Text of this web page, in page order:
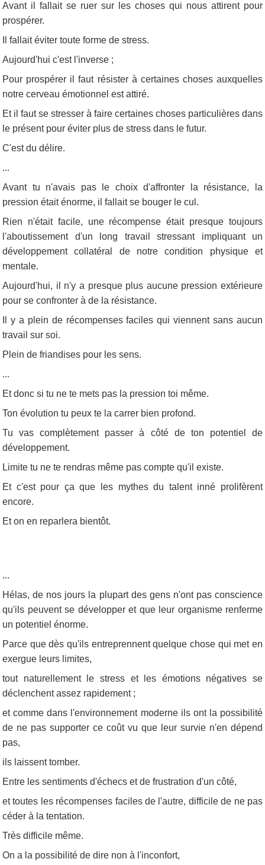
Avant il fallait se ruer sur les choses qui nous attirent pour
prospérer.
Il fallait éviter toute forme de stress.
Aujourd'hui c'est l'inverse ;
Pour prospérer il faut résister à certaines choses auxquelles
notre cerveau émotionnel est attiré.
Et il faut se stresser à faire certaines choses particulières dans
le présent pour éviter plus de stress dans le futur.
C'est du délire.
...
Avant tu n'avais pas le choix d'affronter la résistance, la
pression était énorme, il fallait se bouger le cul.
Rien n'était facile, une récompense était presque toujours
l'aboutissement d'un long travail stressant impliquant un
développement collatéral de notre condition physique et
mentale.
Aujourd'hui, il n'y a presque plus aucune pression extérieure
pour se confronter à de la résistance.
Il y a plein de récompenses faciles qui viennent sans aucun
travail sur soi.
Plein de friandises pour les sens.
...
Et donc si tu ne te mets pas la pression toi même.
Ton évolution tu peux te la carrer bien profond.
Tu vas complètement passer à côté de ton potentiel de
développement.
Limite tu ne te rendras même pas compte qu'il existe.
Et c'est pour ça que les mythes du talent inné prolifèrent
encore.
Et on en reparlera bientôt.
...
Hélas, de nos jours la plupart des gens n'ont pas conscience
qu'ils peuvent se développer et que leur organisme renferme
un potentiel énorme.
Parce que dès qu'ils entreprennent quelque chose qui met en
exergue leurs limites,
tout naturellement le stress et les émotions négatives se
déclenchent assez rapidement ;
et comme dans l'environnement moderne ils ont la possibilité
de ne pas supporter ce coût vu que leur survie n'en dépend
pas,
ils laissent tomber.
Entre les sentiments d'échecs et de frustration d'un côté,
et toutes les récompenses faciles de l'autre, difficile de ne pas
céder à la tentation.
Très difficile même.
On a la possibilité de dire non à l'inconfort,